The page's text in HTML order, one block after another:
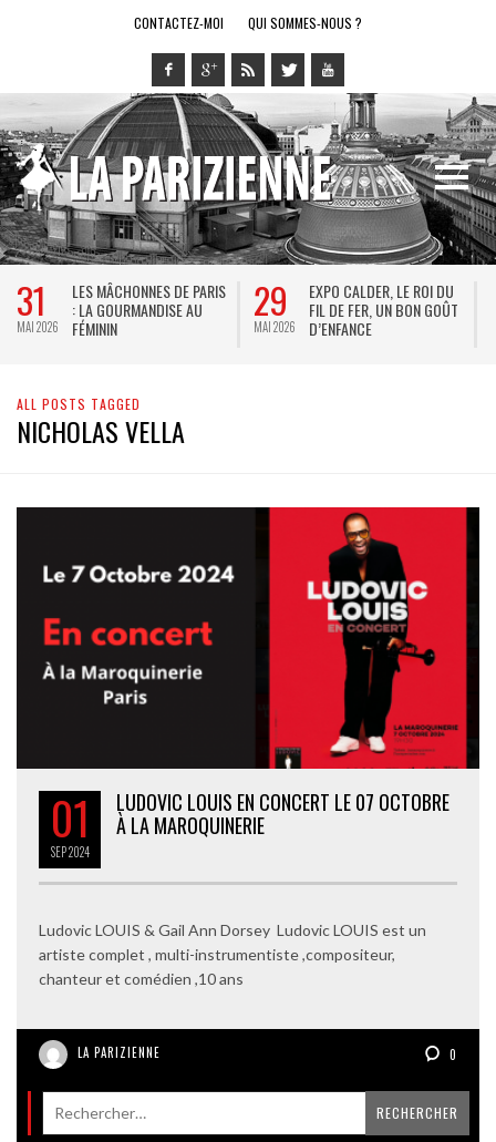
CONTACTEZ-MOI QUI SOMMES-NOUS ?
31
MAI 2026
LES MÂCHONNES DE PARIS
: LA GOURMANDISE AU
FÉMININ
29
MAI 2026
EXPO CALDER, LE ROI DU
FIL DE FER, UN BON GOÛT
D’ENFANCE
ALL POSTS TAGGED
NICHOLAS VELLA
01
SEP2024
LUDOVIC LOUIS EN CONCERT LE 07 OCTOBRE
À LA MAROQUINERIE
Ludovic LOUIS & Gail Ann Dorsey Ludovic LOUIS est un
artiste complet , multi-instrumentiste ,compositeur,
chanteur et comédien ,10 ans
LA PARIZIENNE 0